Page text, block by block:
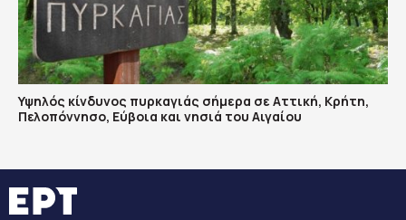
Υψηλός κίνδυνος πυρκαγιάς σήμερα σε Αττική, Κρήτη,
Πελοπόννησο, Εύβοια και νησιά του Αιγαίου